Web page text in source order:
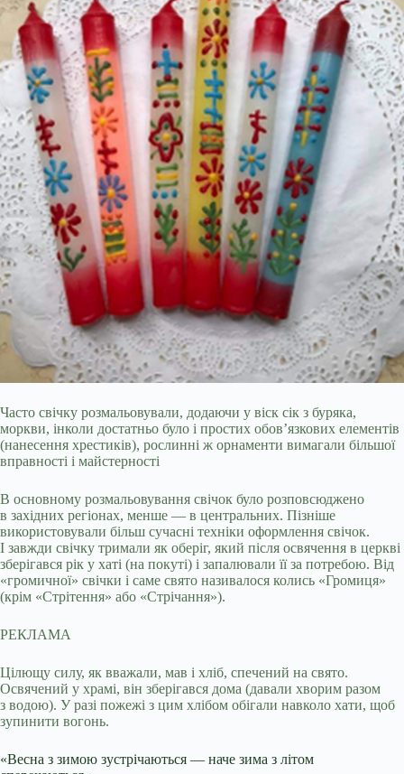
Часто свічку розмальовували, додаючи у віск сік з буряка,
моркви, інколи достатньо було і простих обов’язкових елементів
(нанесення хрестиків), рослинні ж орнаменти вимагали більшої
вправності і майстерності
В основному розмальовування свічок було розповсюджено
в західних регіонах, менше — в центральних. Пізніше
використовували більш сучасні техніки оформлення свічок.
І завжди свічку тримали як оберіг, який після освячення в церкві
зберігався рік у хаті (на покуті) і запалювали її за потребою. Від
«громичної» свічки і саме свято називалося колись «Громиця»
(крім «Стрітення» або «Стрічання»).
РЕКЛАМА
Цілющу силу, як вважали, мав і хліб, спечений на свято.
Освячений у храмі, він зберігався дома (давали хворим разом
з водою). У разі пожежі з цим хлібом обігали навколо хати, щоб
зупинити вогонь.
«Весна з зимою зустрічаються — наче зима з літом